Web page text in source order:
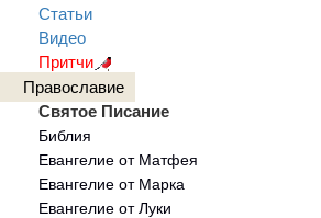
Статьи
Видео
Притчи
Православие
Святое Писание
Библия
Евангелие от Матфея
Евангелие от Марка
Евангелие от Луки